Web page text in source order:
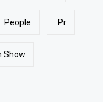
People Pr
Show